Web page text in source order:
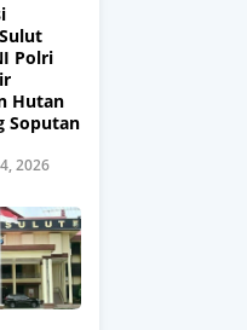
Polri
Hutan
Soputan
2026